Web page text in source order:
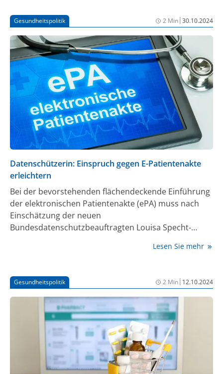
Blick auf die anstehende vorgezogene Neuwahl.
„Deshalb muss die Bundestagswahl jetzt schnell
kommen, um eine handlungsfähige Regierung zu
bilden.“
Gesundheitspolitik 2 Min|30.10.2024
Datenschützerin: Einspruch gegen E-Patientenakte
erleichtern
Bei der bevorstehenden flächendeckende Einführung
der elektronischen Patientenakte (ePA) muss nach
Einschätzung der neuen
Bundesdatenschutzbeauftragten Louisa Specht-
werden. In einem Interview mit der Zeitschrift „c't“
Versicherten über die Widerspruchsmöglichkeiten
gegen eine ePA.
Lesen Sie mehr
Gesundheitspolitik 2 Min| 12.10.2024